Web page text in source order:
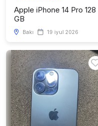
Apple iPhone 14 Pro 128
GB
Bakı 19 iyul 2026